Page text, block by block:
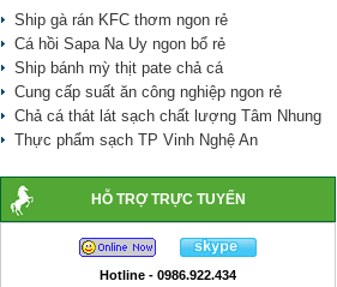
Ship gà rán KFC thơm ngon rẻ
Cá hồi Sapa Na Uy ngon bổ rẻ
Ship bánh mỳ thịt pate chả cá
Cung cấp suất ăn công nghiệp ngon rẻ
Chả cá thát lát sạch chất lượng Tâm Nhung
Thực phẩm sạch TP Vinh Nghệ An
HỖ TRỢ TRỰC TUYẾN
Hotline - 0986.922.434